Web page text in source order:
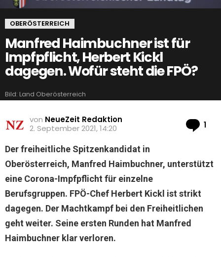
OBERÖSTERREICH
Manfred Haimbuchner ist für
Impfpflicht, Herbert Kickl
dagegen. Wofür steht die FPÖ?
Bild: Land Oberösterreich
von NeueZeit Redaktion
2. September 2021, 14:20
1
Der freiheitliche Spitzenkandidat in
Oberösterreich, Manfred Haimbuchner, unterstützt
eine Corona-Impfpflicht für einzelne
Berufsgruppen. FPÖ-Chef Herbert Kickl ist strikt
dagegen. Der Machtkampf bei den Freiheitlichen
geht weiter. Seine ersten Runden hat Manfred
Haimbuchner klar verloren.